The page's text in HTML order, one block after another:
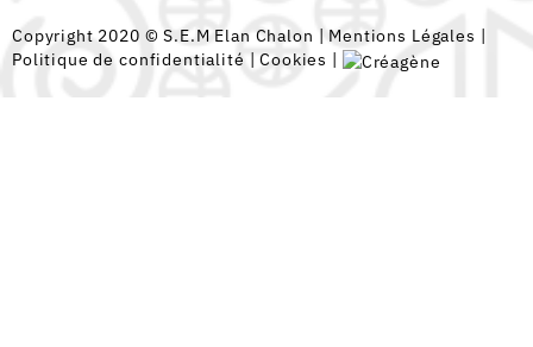
Copyright 2020 © S.E.M Elan Chalon | Mentions Légales |
Politique de confidentialité |Cookies |